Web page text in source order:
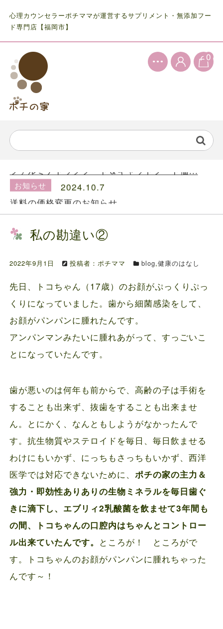
心理カウンセラーポチママが運営するサプリメント・無添加フー
ド専門店【福岡市】
0
お知らせ
2024.5.28
お知らせ
送料の価格変更のお知らせ...
2024.5.28
ファルミナドッグフード＆キャットフード価...
お知らせ
2024.10.7
送料の価格変更のお知らせ...
ファルミナドッグフード＆キャットフード価...
私の勘違い②
2022年9月1日 投稿者：ポチママ blog,健康のはなし
先日、トコちゃん（17歳）のお顔がぷっくりぷっ
くりになっていました。歯から細菌感染をして、
お顔がパンパンに腫れたんです。
アンパンマンみたいに腫れあがって、すっごいこ
とになっていたんです。
歯が悪いのは何年も前からで、高齢の子は手術を
することも出来ず、抜歯をすることも出来ませ
ん。とにかく、なんともしようがなかったんで
す。抗生物質やステロイドを毎日、毎日飲ませる
わけにもいかず、にっちもさっちもいかず、西洋
医学では対応できないために、 ポチの家の主力＆
強力・即効性ありありの生物ミネラルを毎日歯ぐ
きに滴下し、エブリィ2乳酸菌を飲ませて3年間も
の間、トコちゃんの口腔内はちゃんとコントロー
ル出来ていたんです。
ところが！ ところがで
す。トコちゃんのお顔がパンパンに腫れちゃった
んです～！